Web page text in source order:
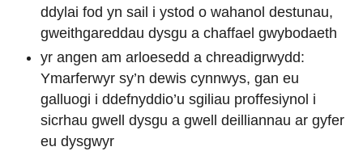
ddylai fod yn sail i ystod o wahanol destunau,
gweithgareddau dysgu a chaffael gwybodaeth
yr angen am arloesedd a chreadigrwydd:
Ymarferwyr sy’n dewis cynnwys, gan eu
galluogi i ddefnyddio’u sgiliau proffesiynol i
sicrhau gwell dysgu a gwell deilliannau ar gyfer
eu dysgwyr